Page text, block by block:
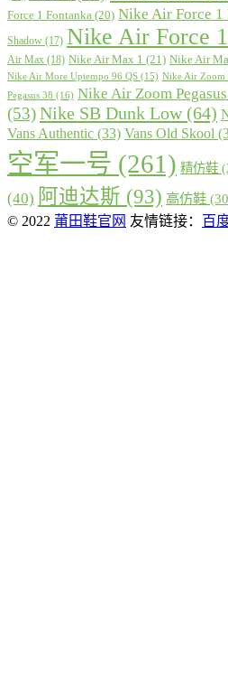
Force 1 Fontanka (20) Nike Air Force 1
Shadow (17) Nike Air Force
Air Max (18) Nike Air Max 1 (21) Nike Air
Nike Air More Uptempo 96 QS (15) Nike Air Zoom
Pegasus 38 (16) Nike Air Zoom
(53)Nike SB Dunk Low(64)
Vans Authentic (33) Vans Old Skool
空军一号 (261) 精仿鞋
(40) 阿迪达斯 (93) 高仿鞋
© 2022 莆田鞋官网 友情链接： 百